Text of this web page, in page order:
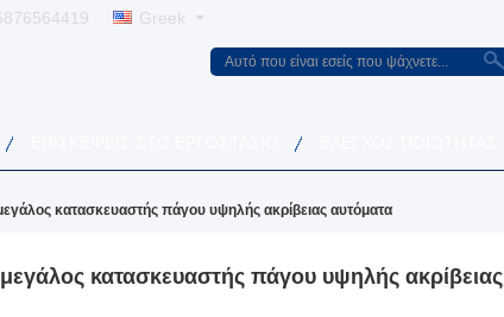
Greek
κατασκευαστής πάγου υψηλής ακρίβειας αυτόματα
κατασκευαστής πάγου υψηλής ακρίβειας